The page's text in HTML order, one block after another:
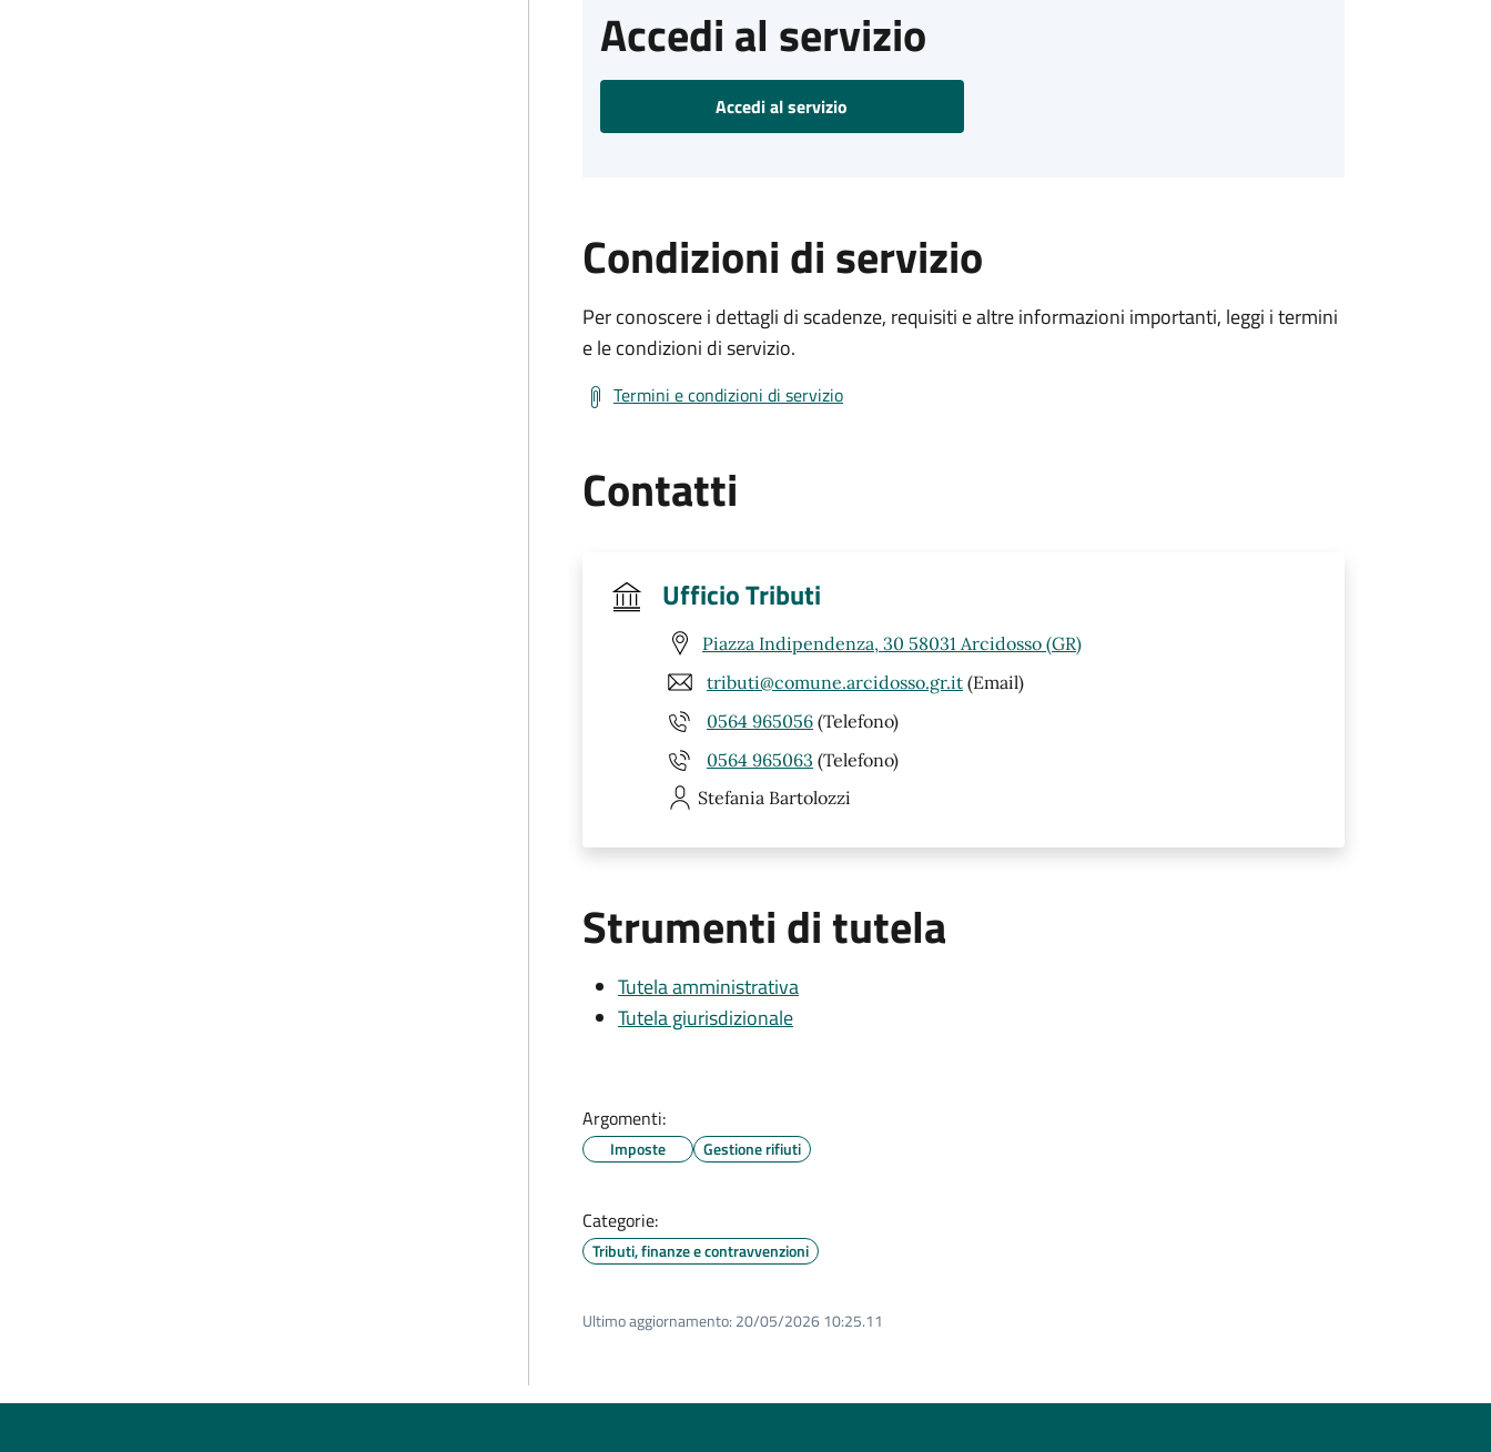
Accedi al servizio
Accedi al servizio
Condizioni di servizio
Per conoscere i dettagli di scadenze, requisiti e altre informazioni importanti, leggi i termini
e le condizioni di servizio.
Termini e condizioni di servizio
Contatti
Ufficio Tributi
Piazza Indipendenza, 30 58031 Arcidosso (GR)
tributi@comune.arcidosso.gr.it (Email)
0564 965056 (Telefono)
0564 965063 (Telefono)
Stefania Bartolozzi
Strumenti di tutela
Tutela amministrativa
Tutela giurisdizionale
Argomenti:
Imposte Gestione rifiuti
Categorie:
Tributi, finanze e contravvenzioni
Ultimo aggiornamento: 20/05/2026 10:25.11